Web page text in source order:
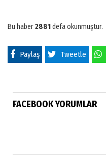
Bu haber2881defa okunmuştur.
Paylaş Tweetle
FACEBOOK YORUMLAR